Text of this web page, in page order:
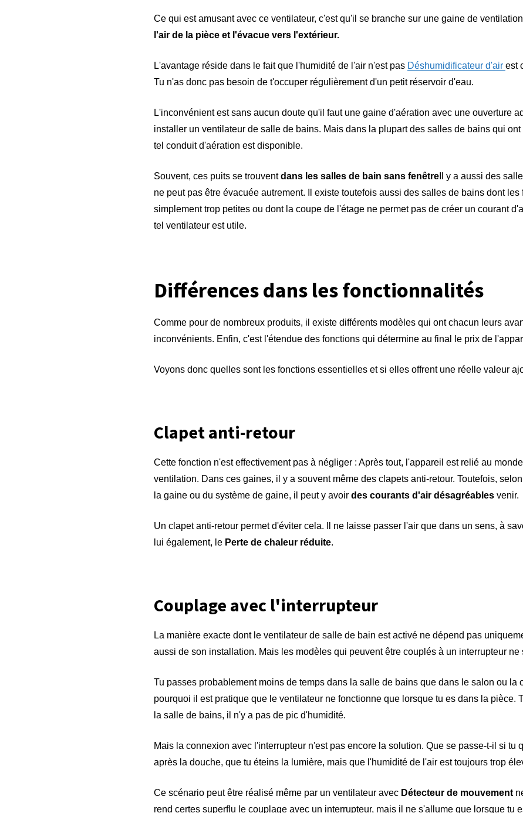
Ce qui est amusant avec ce ventilateur, c'est qu'il se branche sur une gaine de
l'air de la pièce et l'évacue vers l'extérieur.
L'avantage réside dans le fait que l'humidité de l'air n'est pas Déshumidificateur d'air est
Tu n'as donc pas besoin de t'occuper régulièrement d'un petit réservoir d'eau.
L'inconvénient est sans aucun doute qu'il faut une gaine d'aération avec une ouverture
installer un ventilateur de salle de bains. Mais dans la plupart des salles de bains qui
tel conduit d'aération est disponible.
Souvent, ces puits se trouventdans les salles de bain sans fenêtre Il y a aussi des
ne peut pas être évacuée autrement. Il existe toutefois aussi des salles de bains dont les
simplement trop petites ou dont la coupe de l'étage ne permet pas de créer un courant
tel ventilateur est utile.
Différences dans les fonctionnalités
Comme pour de nombreux produits, il existe différents modèles qui ont chacun leurs
inconvénients. Enfin, c'est l'étendue des fonctions qui détermine au final le prix de
Voyons donc quelles sont les fonctions essentielles et si elles offrent une réelle valeur
Clapet anti-retour
Cette fonction n'est effectivement pas à négliger : Après tout, l'appareil est relié au
ventilation. Dans ces gaines, il y a souvent même des clapets anti-retour. Toutefois,
la gaine ou du système de gaine, il peut y avoir des courants d'air désagréables venir.
Un clapet anti-retour permet d'éviter cela. Il ne laisse passer l'air que dans un sens, à
lui également, le Perte de chaleur réduite.
Couplage avec l'interrupteur
La manière exacte dont le ventilateur de salle de bain est activé ne dépend pas
aussi de son installation. Mais les modèles qui peuvent être couplés à un interrupteur ne
Tu passes probablement moins de temps dans la salle de bains que dans le salon ou la
pourquoi il est pratique que le ventilateur ne fonctionne que lorsque tu es dans la pièce.
la salle de bains, il n'y a pas de pic d'humidité.
Mais la connexion avec l'interrupteur n'est pas encore la solution. Que se passe-t-il si tu
après la douche, que tu éteins la lumière, mais que l'humidité de l'air est toujours trop
Ce scénario peut être réalisé même par un ventilateur avec Détecteur de mouvement
rend certes superflu le couplage avec un interrupteur, mais il ne s'allume que lorsque tu